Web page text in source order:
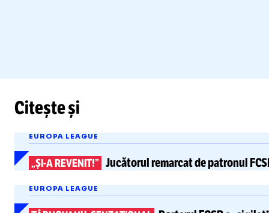
Citește și
EUROPA LEAGUE
„ȘI-AREVENIT!” Jucătorul remarcatde patronul
EUROPA LEAGUE